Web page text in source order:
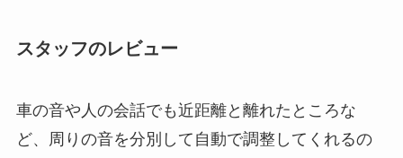
スタッフのレビュー
車の音や人の会話でも近距離と離れたところな
ど、周りの音を分別して自動で調整してくれるの